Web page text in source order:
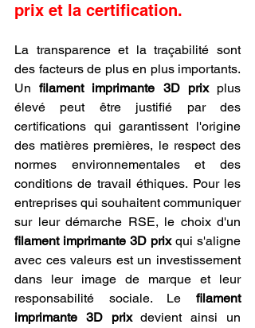
prix et la certification.
La transparence et la traçabilité sont
des facteurs de plus en plus importants.
Un filament imprimante 3D prix plus
élevé peut être justifié par des
certifications qui garantissent l'origine
des matières premières, le respect des
normes environnementales et des
conditions de travail éthiques. Pour les
entreprises qui souhaitent communiquer
filament imprimante 3D prix qui s'aligne
avec ces valeurs est un investissement
dans leur image de marque et leur
responsabilité sociale. Le filament
imprimante 3D prix devient ainsi un